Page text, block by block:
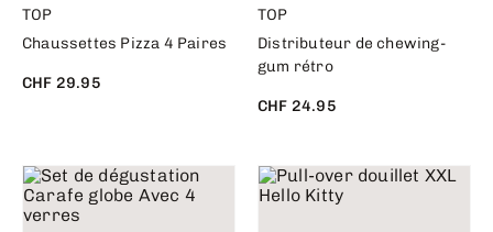
TOP
Chaussettes Pizza 4 Paires
CHF 29.95
TOP
Distributeur de chewing-
gum rétro
CHF 24.95